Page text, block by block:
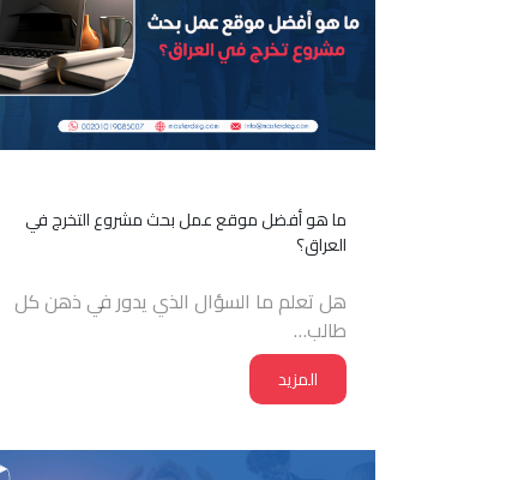
ما هو أفضل موقع عمل بحث مشروع التخرج في
العراق؟
هل تعلم ما السؤال الذي يدور في ذهن كل
طالب…
المزيد